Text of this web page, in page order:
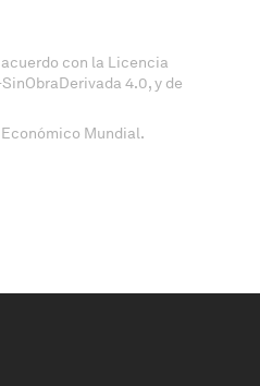
con la Licencia
4.0, y de
Mundial.